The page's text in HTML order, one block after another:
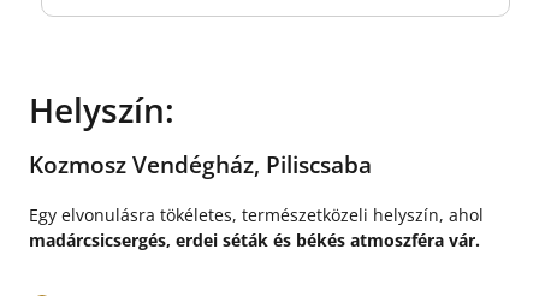
Helyszín:
Kozmosz Vendégház, Piliscsaba
Egy elvonulásra tökéletes, természetközeli helyszín, ahol
madárcsicsergés, erdei séták és békés atmoszféra vár.